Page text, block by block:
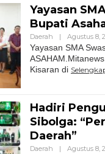
Yayasan
Bupati
Daerah | Agustus 8,
Yayasan SMA
Kisaran di
Hadiri
Sibolga:
Daerah”
Daerah | Agustus 8,